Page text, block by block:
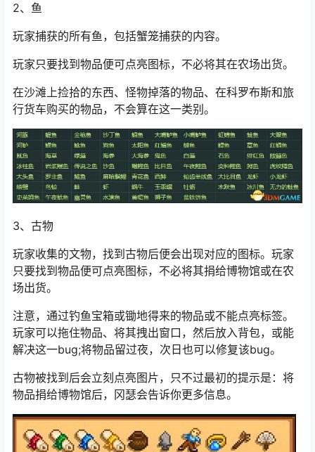
2、鱼
玩家捕获的所有鱼，包括蟹笼捕获的内容。
玩家只要找到物品便可点亮图标，不必将其在农场出货。
在沙滩上捡拾的东西、怪物掉落的物品、在科罗布斯和旅
行货车购买的物品，不会算在这一类别。
3、古物
玩家收集的文物，找到古物后便会出现对应的图标。玩家
只要找到物品便可点亮图标，不必将其捐给博物馆或在农
场出货。
注意，通过钓鱼宝箱或锄地得来的物品或不能点亮标签。
玩家可以拖住物品、将其拽出窗口，然后放入背包，或能
解决这一bug;将物品留过夜，次日也可以修复该bug。
古物被找到后会立刻点亮图片，只不过最初的提示是：将
物品捐给博物馆后，冈瑟会告诉你更多信息。